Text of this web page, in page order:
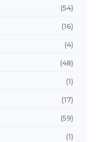
(54)
(16)
(4)
(48)
(1)
(17)
(59)
(1)